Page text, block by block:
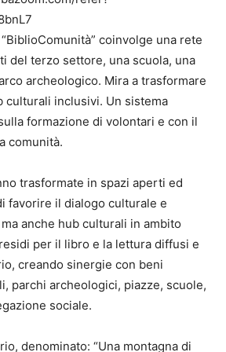
coinvolge una rete
del terzo settore, una scuola, una
archeologico. Mira a trasformare
culturali inclusivi. Un sistema
formazione di volontari e con il
comunità.
trasformate in spazi aperti ed
favorire il dialogo culturale e
anche hub culturali in ambito
per il libro e la lettura diffusi e
creando sinergie con beni
parchi archeologici, piazze, scuole,
sociale.
denominato: “Una montagna di